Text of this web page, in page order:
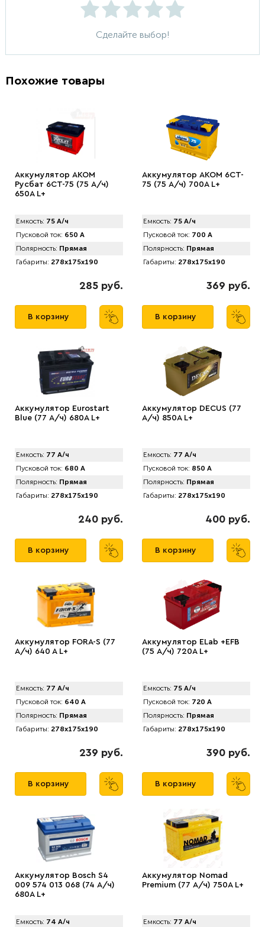
Сделайте выбор!
Похожие товары
Аккумулятор AKOM
Русбат 6СТ-75 (75 А/ч)
650A L+
Емкость: 75 А/ч
Пусковой ток: 650 А
Полярность: Прямая
Габариты: 278x175x190
285 руб.
В корзину
Аккумулятор AКОМ 6CT-
75 (75 А/ч) 700А L+
Емкость: 75 А/ч
Пусковой ток: 700 А
Полярность: Прямая
Габариты: 278x175x190
369 руб.
В корзину
Аккумулятор Eurostart
Blue (77 А/ч) 680А L+
Емкость: 77 А/ч
Пусковой ток: 680 А
Полярность: Прямая
Габариты: 278x175x190
240 руб.
В корзину
Аккумулятор DECUS (77
А/ч) 850A L+
Емкость: 77 А/ч
Пусковой ток: 850 А
Полярность: Прямая
Габариты: 278x175x190
400 руб.
В корзину
Аккумулятор FORA-S (77
А/ч) 640 A L+
Емкость: 77 А/ч
Пусковой ток: 640 А
Полярность: Прямая
Габариты: 278x175x190
239 руб.
В корзину
Аккумулятор ELab +EFB
(75 А/ч) 720A L+
Емкость: 75 А/ч
Пусковой ток: 720 А
Полярность: Прямая
Габариты: 278x175x190
390 руб.
В корзину
Аккумулятор Bosch S4
009 574 013 068 (74 А/ч)
680A L+
Емкость: 74 А/ч
Аккумулятор Nomad
Premium (77 А/ч) 750A L+
Емкость: 77 А/ч